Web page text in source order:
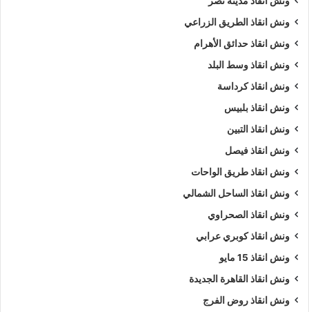
ونش انقاذ الطريق الزراعي
ونش انقاذ حدائق الأهرام
ونش انقاذ وسط البلد
ونش انقاذ كرداسة
ونش انقاذ بلبيس
ونش انقاذ التبين
ونش انقاذ فيصل
ونش انقاذ طريق الواحات
ونش انقاذ الساحل الشمالي
ونش انقاذ الصحراوي
ونش انقاذ كوبري عرابي
ونش انقاذ 15 مايو
ونش انقاذ القاهرة الجديدة
ونش انقاذ روض الفرج